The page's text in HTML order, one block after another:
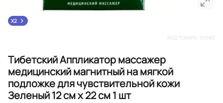
Тибетский Аппликатор массажер
медицинский магнитный на мягкой
подложке для чувствительной кожи
Зеленый 12 см х 22 см 1 шт
X2